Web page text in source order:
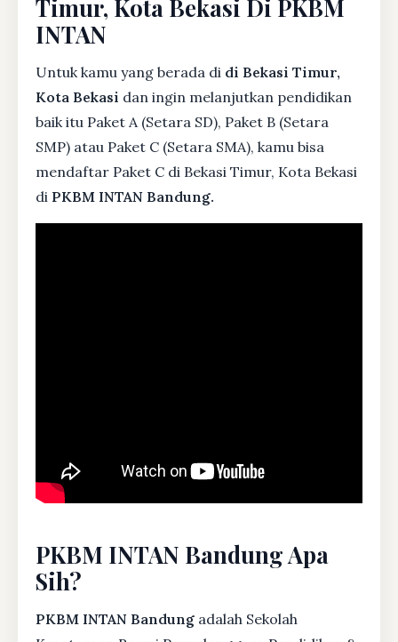
Timur, Kota Bekasi Di PKBM
INTAN
Untuk kamu yang berada di di Bekasi Timur,
Kota Bekasi dan ingin melanjutkan pendidikan
baik itu Paket A (Setara SD), Paket B (Setara
SMP) atau Paket C (Setara SMA), kamu bisa
mendaftar Paket C di Bekasi Timur, Kota Bekasi
di PKBM INTAN Bandung.
PKBM INTAN Bandung Apa
Sih?
PKBM INTAN Bandung adalah Sekolah